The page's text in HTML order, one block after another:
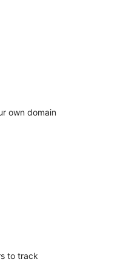
own domain
to track